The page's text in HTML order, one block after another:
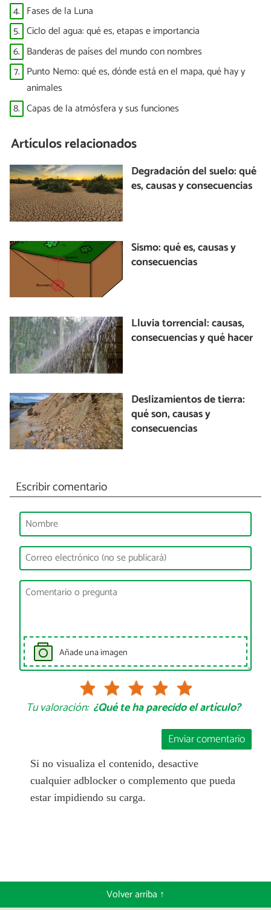
4. Fases de la Luna
5. Ciclo del agua: qué es, etapas e importancia
6. Banderas de países del mundo con nombres
7. Punto Nemo: qué es, dónde está en el mapa, qué hay y
animales
8. Capas de la atmósfera y sus funciones
Artículos relacionados
Degradación del suelo: qué
es, causas y consecuencias
Sismo: qué es, causas y
consecuencias
Lluvia torrencial: causas,
consecuencias y qué hacer
Deslizamientos de tierra:
qué son, causas y
consecuencias
Escribir comentario
Añade una imagen
Tu valoración: ¿Qué te ha parecido el artículo?
Enviar comentario
Si no visualiza el contenido, desactive
cualquier adblocker o complemento que pueda
estar impidiendo su carga.
Volver arriba ↑